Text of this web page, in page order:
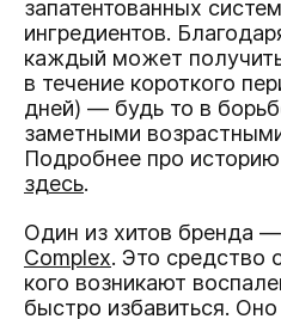
запатентованных
ингредиентов.
каждый может
в течение короткого
дней) — будь то в
заметными
Подробнее про историю
здесь.
Один из хитов бренда —
Complex. Это средство
кого возникают
быстро избавиться.